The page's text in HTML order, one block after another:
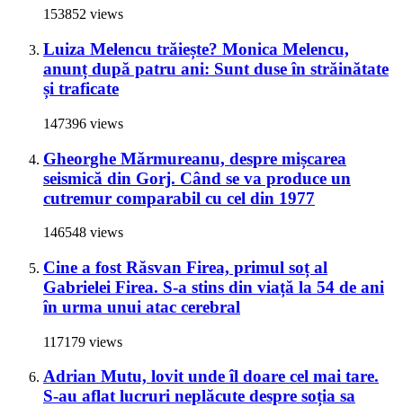
153852 views
Luiza Melencu trăiește? Monica Melencu,
anunț după patru ani: Sunt duse în străinătate
și traficate
147396 views
Gheorghe Mărmureanu, despre mișcarea
seismică din Gorj. Când se va produce un
cutremur comparabil cu cel din 1977
146548 views
Cine a fost Răsvan Firea, primul soț al
Gabrielei Firea. S-a stins din viață la 54 de ani
în urma unui atac cerebral
117179 views
Adrian Mutu, lovit unde îl doare cel mai tare.
S-au aflat lucruri neplăcute despre soția sa